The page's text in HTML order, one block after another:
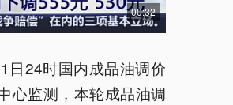
00:32
日24时国内成品油调价
心监测，本轮成品油调